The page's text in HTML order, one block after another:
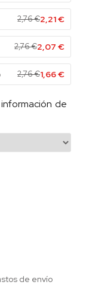
2,76€2,21€
2,76€2,07 €
2,76€1,66€
de
de envío